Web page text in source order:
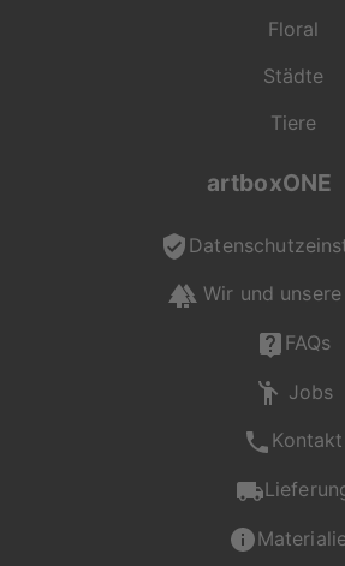
"On Demand" für
Floral
Städte
Tiere
artboxONE
Wir und
FAQs
Jobs
Kontakt